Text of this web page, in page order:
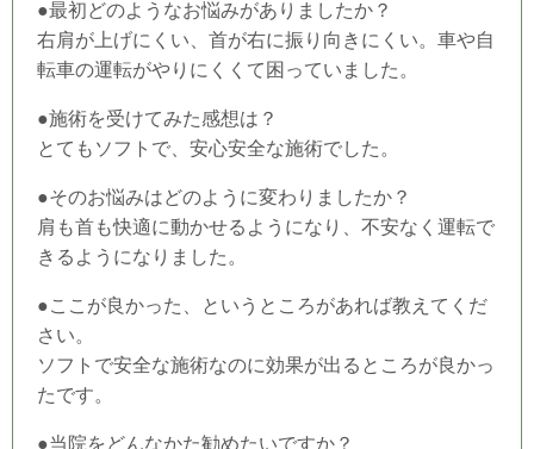
●最初どのようなお悩みがありましたか？
右肩が上げにくい、首が右に振り向きにくい。車や自
転車の運転がやりにくくて困っていました。
●施術を受けてみた感想は？
とてもソフトで、安心安全な施術でした。
●そのお悩みはどのように変わりましたか？
肩も首も快適に動かせるようになり、不安なく運転で
きるようになりました。
●ここが良かった、というところがあれば教えてくだ
さい。
ソフトで安全な施術なのに効果が出るところが良かっ
たです。
●当 院をどんなかた勧めたいですか？